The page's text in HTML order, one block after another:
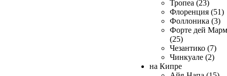
Тропеа (23)
Флоренция (51)
Фоллоника (3)
Форте дей
(25)
Чезантико (7)
Чинкуале (2)
на Кипре